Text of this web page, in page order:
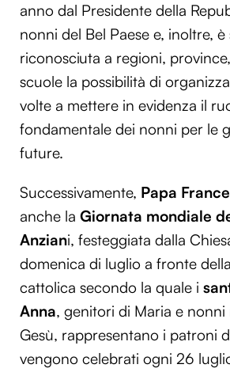
anno dal Presidente della
nonni del Bel Paese e, inoltre, è
riconosciuta a regioni,
scuole la possibilità di
volte a mettere in evidenza il
fondamentale dei nonni per le
future.
Successivamente, Papa
anche la Giornata mondiale
Anziani, festeggiata dalla
domenica di luglio a fronte
cattolica secondo la quale i
Anna, genitori di Maria e nonni
Gesù, rappresentano i patroni
vengono celebrati ogni 26